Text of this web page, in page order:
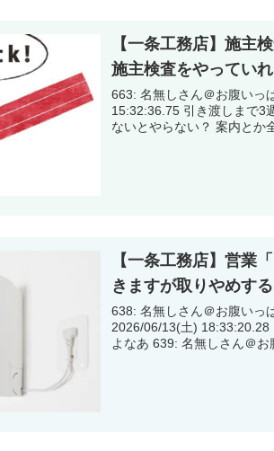
【一条工務店】施主
施主検査をやってい
663: 名無しさん＠お腹いっぱい。 (
15:32:36.75 引き渡しまで3週間くらいなんですが施主検査って希望し
ないとやらない？ 案内とか
【一条工務店】営業
きますが取りやめす
638: 名無しさん＠お腹いっ
2026/06/13(土) 18:33:20.28 レイエアコンは外す1択並みに情報出てる
よなあ 639: 名無しさん